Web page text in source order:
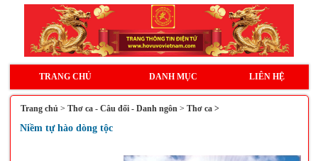
TRANG CHỦ DANH MỤC LIÊN HỆ
Trang chủ > Thơ ca - Câu đối - Danh ngôn> Thơ ca >
Niềm tự hào dòng tộc